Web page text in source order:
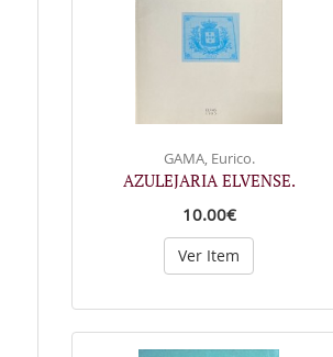
GAMA, Eurico.
AZULEJARIA ELVENSE.
10.00€
Ver Item